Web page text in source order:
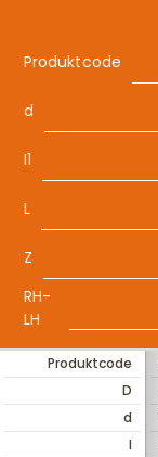
Produktcode
d
I1
L
Z
RH-
LH
Produktcode
D
d
I